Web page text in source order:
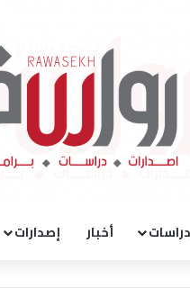
أخبار إصدارات